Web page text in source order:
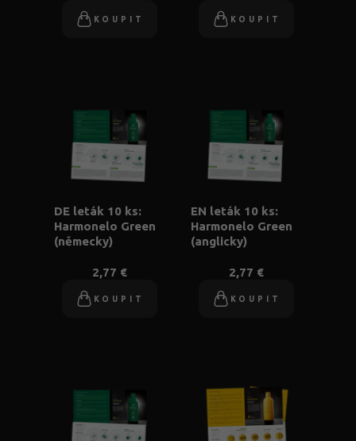
KOUPIT KOUPIT
DE leták 10 ks:
Harmonelo Green
(německy)
2,77 €
KOUPIT
EN leták 10 ks:
Harmonelo Green
(anglicky)
2,77 €
KOUPIT